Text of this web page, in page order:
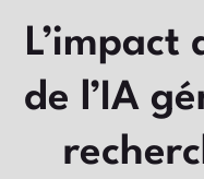
L’impact
de l’IA